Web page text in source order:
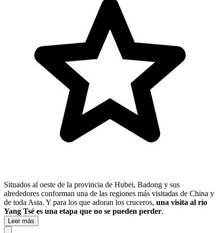
Situados al oeste de la provincia de Hubei, Badong y sus
alrededores conforman una de las regiones más visitadas de China y
de toda Asia. Y para los que adoran los cruceros, una visita al río
Yang Tsé es una etapa que no se pueden perder.
Leer más